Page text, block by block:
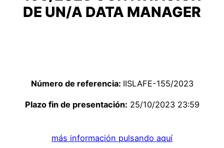
DE UN/A DATA MANAGER
Número de referencia: IISLAFE-155/2023
Plazo fin de presentación: 25/10/2023 23:59
más información pulsando aquí